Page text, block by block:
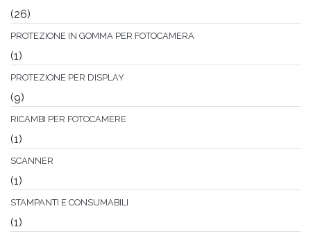
(26)
PROTEZIONE IN GOMMA PER FOTOCAMERA
(1)
PROTEZIONE PER DISPLAY
(9)
RICAMBI PER FOTOCAMERE
(1)
SCANNER
(1)
STAMPANTI E CONSUMABILI
(1)